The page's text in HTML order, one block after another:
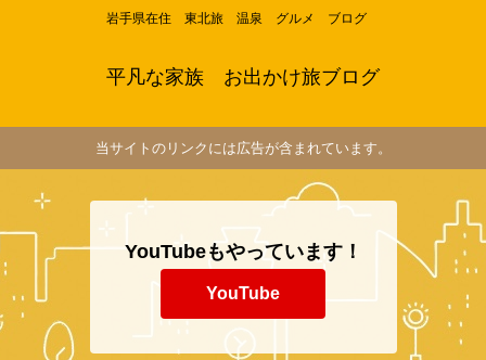
岩手県在住 東北旅 温泉 グルメ ブログ
平凡な家族 お出かけ旅ブログ
当サイトのリンクには広告が含まれています。
YouTubeもやっています！
YouTube